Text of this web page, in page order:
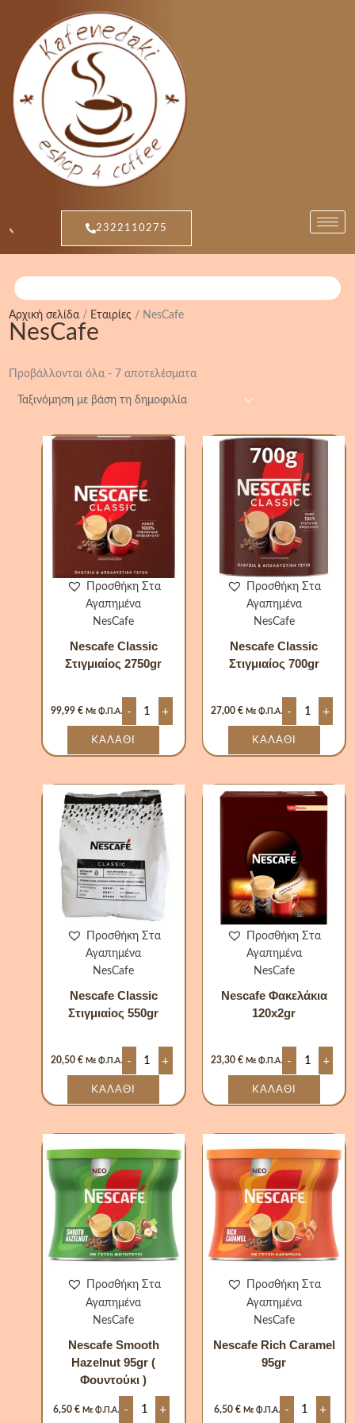
περιεχόμενο
2322110275
Αρχική σελίδα/ Εταιρίες / NesCafe
NesCafe
Προβάλλονται όλα - 7 αποτελέσματα
Προσθήκη Στα
Αγαπημένα
NesCafe
Nescafe Classic
Στιγμιαίος 2750gr
99,99 € Με Φ.Π.Α. -
Nescafe
Στιγμιαίος
2750gr
ποσότητα
+
ΚΑΛΆΘΙ
Προσθήκη Στα
Αγαπημένα
NesCafe
Nescafe Classic
Στιγμιαίος 700gr
27,00€ Με Φ.Π.Α. -
Nescafe
Classic
Στιγμιαίος
700gr
ποσότητα
+
ΚΑΛΆΘΙ
Προσθήκη Στα
Αγαπημένα
NesCafe
Nescafe Classic
Στιγμιαίος 550gr
20,50 € Με Φ.Π.Α. -
Nescafe
Classic
Στιγμιαίος
550gr
ποσότητα
+
ΚΑΛΆΘΙ
Προσθήκη Στα
Αγαπημένα
NesCafe
Nescafe Φακελάκια
120x2gr
23,30€ Με Φ.Π.Α. -
Nescafe
Φακελάκια
120x2gr
+
ΚΑΛΆΘΙ
Προσθήκη Στα
Αγαπημένα
NesCafe
Nescafe Smooth
Hazelnut 95gr (
Φουντούκι )
6,50€ Με Φ.Π.Α. -
Smooth
Hazelnut
95gr
Φουντούκι
)
ποσότητα
+
Προσθήκη Στα
Αγαπημένα
NesCafe
Nescafe Rich Caramel
95gr
6,50 € Με Φ.Π.Α. -
Rich
Caramel
95gr
ποσότητα
+